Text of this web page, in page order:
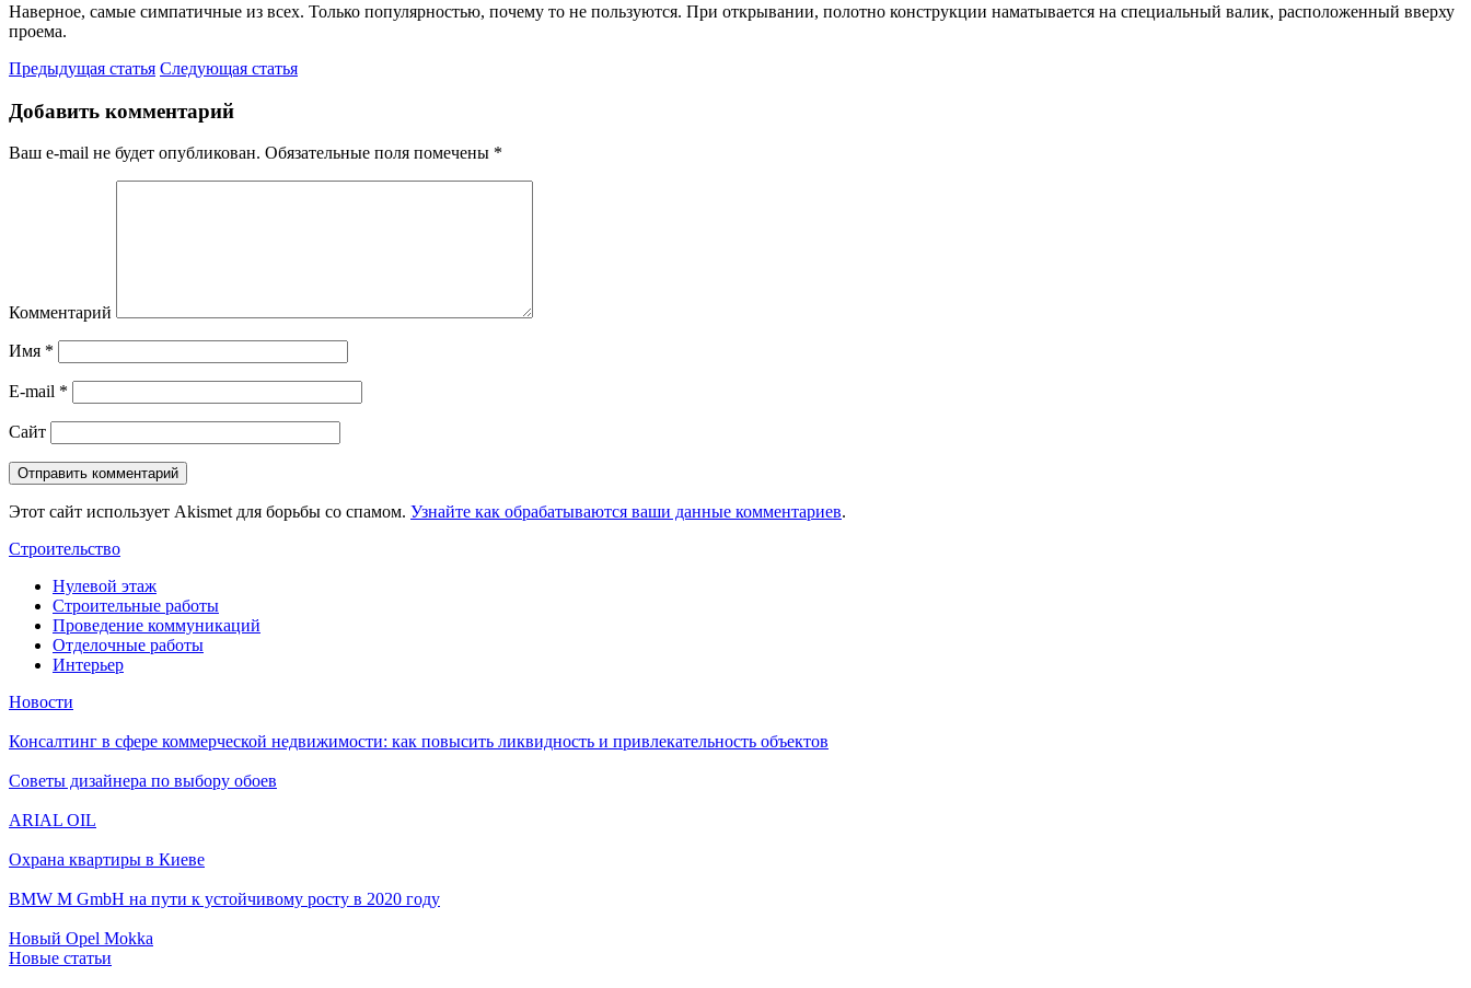
Наверное, самые симпатичные из всех. Только популярностью, почему то не пользуются. При открывании, полотно конструкции наматывается на специальный валик, расположенный вверху
проема.
Предыдущая статья Следующая статья
Добавить комментарий
Ваш e-mail не будет опубликован. Обязательные поля помечены *
Комментарий
Имя *
E-mail *
Сайт
Этот сайт использует Akismet для борьбы со спамом. Узнайте как обрабатываются ваши данные комментариев.
Строительство
Нулевой этаж
Строительные работы
Проведение коммуникаций
Отделочные работы
Интерьер
Новости
Консалтинг в сфере коммерческой недвижимости: как повысить ликвидность и привлекательность объектов
Советы дизайнера по выбору обоев
ARIAL OIL
Охрана квартиры в Киеве
BMW M GmbH на пути к устойчивому росту в 2020 году
Новый Opel Mokka
Новые статьи